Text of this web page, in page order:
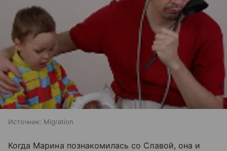
Источник: Migration
Когда Марина познакомилась со Славой, она и